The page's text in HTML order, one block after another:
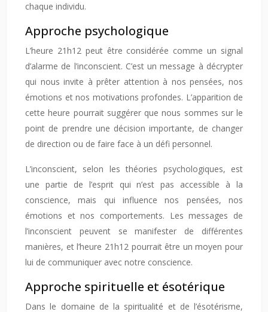
chaque individu.
Approche psychologique
L’heure 21h12 peut être considérée comme un signal
d’alarme de l’inconscient. C’est un message à décrypter
qui nous invite à prêter attention à nos pensées, nos
émotions et nos motivations profondes. L’apparition de
cette heure pourrait suggérer que nous sommes sur le
point de prendre une décision importante, de changer
de direction ou de faire face à un défi personnel.
L’inconscient, selon les théories psychologiques, est
une partie de l’esprit qui n’est pas accessible à la
conscience, mais qui influence nos pensées, nos
émotions et nos comportements. Les messages de
l’inconscient peuvent se manifester de différentes
manières, et l’heure 21h12 pourrait être un moyen pour
lui de communiquer avec notre conscience.
Approche spirituelle et ésotérique
Dans le domaine de la spiritualité et de l’ésotérisme,